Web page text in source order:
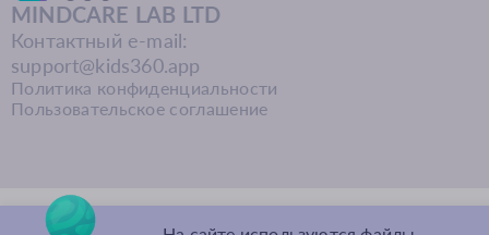
MINDCARE LAB LTD
Контактный e-mail:
support@kids360.app
Политика конфиденциальности
Пользовательское соглашение